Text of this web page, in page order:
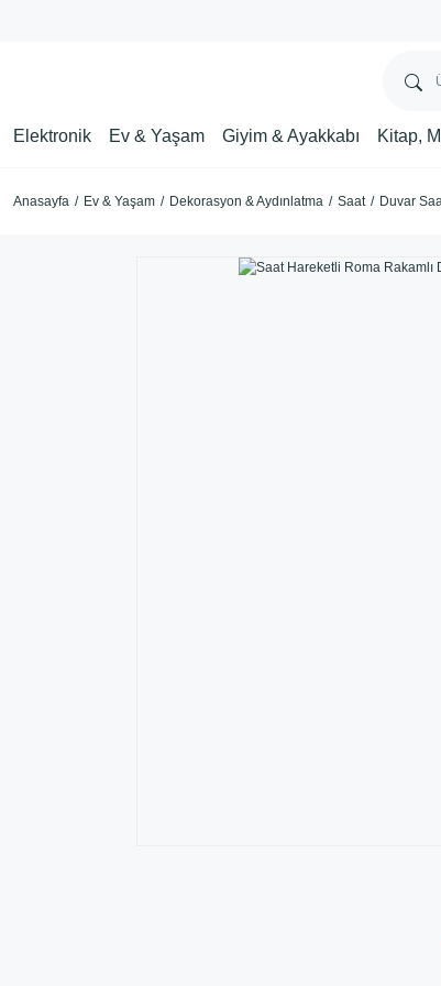
Elektronik Ev & Yaşam Giyim & Ayakkabı Kitap,
Anasayfa Ev & Yaşam Dekorasyon & Aydınlatma Saat Duvar